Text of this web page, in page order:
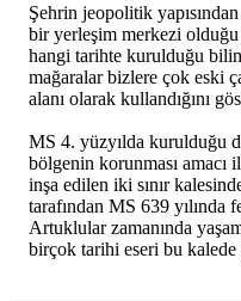
Şehrin jeopolitik
bir yerleşim merkezi olduğu
hangi tarihte kurulduğu
mağaralar bizlere çok eski
alanı olarak kullandığını
MS 4. yüzyılda kurulduğu
bölgenin korunması amacı
inşa edilen iki sınır
tarafından MS 639 yılında
Artuklular zamanında
birçok tarihi eseri bu